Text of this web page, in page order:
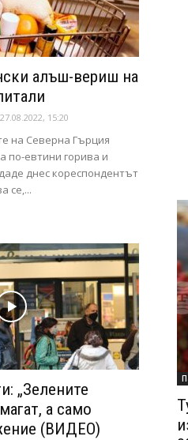
алъш-вериш на
27.08.2022, 15:20
на Северна Гърция
по-евтини горива и
днес кореспондентът
се,...
„Зелените
а само
(ВИДЕО)